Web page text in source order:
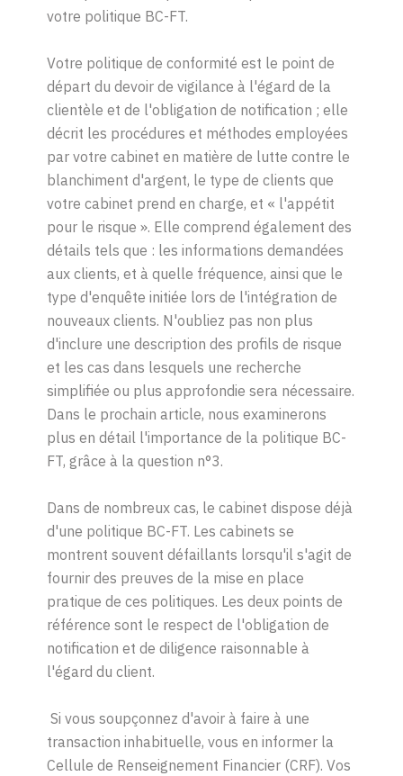
votre politique BC-FT.
Votre politique de conformité est le point de
départ du devoir de vigilance à l'égard de la
clientèle et de l'obligation de notification ; elle
décrit les procédures et méthodes employées
par votre cabinet en matière de lutte contre le
blanchiment d'argent, le type de clients que
votre cabinet prend en charge, et « l'appétit
pour le risque ». Elle comprend également des
détails tels que : les informations demandées
aux clients, et à quelle fréquence, ainsi que le
type d'enquête initiée lors de l'intégration de
nouveaux clients. N'oubliez pas non plus
d'inclure une description des profils de risque
et les cas dans lesquels une recherche
simplifiée ou plus approfondie sera nécessaire.
Dans le prochain article, nous examinerons
plus en détail l'importance de la politique BC-
FT, grâce à la question n°3.
Dans de nombreux cas, le cabinet dispose déjà
d'une politique BC-FT. Les cabinets se
montrent souvent défaillants lorsqu'il s'agit de
fournir des preuves de la mise en place
pratique de ces politiques. Les deux points de
référence sont le respect de l'obligation de
notification et de diligence raisonnable à
l'égard du client.
Si vous soupçonnez d'avoir à faire à une
transaction inhabituelle, vous en informer la
Cellule de Renseignement Financier (CRF). Vos